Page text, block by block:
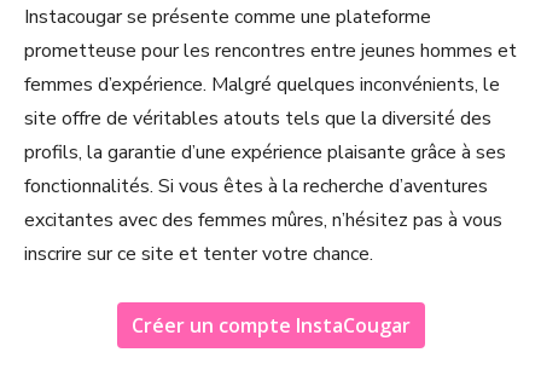
Instacougar se présente comme une plateforme
prometteuse pour les rencontres entre jeunes hommes et
femmes d’expérience. Malgré quelques inconvénients, le
site offre de véritables atouts tels que la diversité des
profils, la garantie d’une expérience plaisante grâce à ses
fonctionnalités. Si vous êtes à la recherche d’aventures
excitantes avec des femmes mûres, n’hésitez pas à vous
inscrire sur ce site et tenter votre chance.
Créer un compte InstaCougar